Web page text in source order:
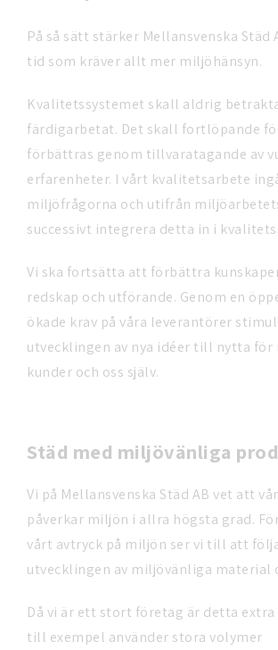
På så sätt stärker Mellansvenska Städ
tid som kräver allt mer miljöhänsyn.
Kvalitetssystemet skall aldrig
färdigarbetat. Det skall fortlöpande
förbättras genom tillvaratagande av
erfarenheter. I vårt kvalitetsarbete
miljöfrågorna och utifrån
successivt integrera detta in i
Vi ska fortsätta att förbättra
redskap och utförande. Genom en
ökade krav på våra leverantörer
utvecklingen av nya idéer till nytta för
kunder och oss själv.
Städ med miljövänliga
Vi på Mellansvenska Städ AB vet att
påverkar miljön i allra högsta grad.
vårt avtryck på miljön ser vi till att
utvecklingen av miljövänliga material
Då vi är ett stort företag är detta
till exempel använder stora volymer